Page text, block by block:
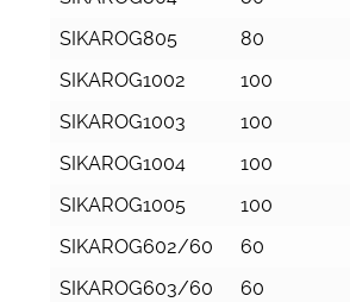
SIKAROG805
80
SIKAROG1002
100
SIKAROG1003
100
SIKAROG1004
100
SIKAROG1005
100
SIKAROG602/60
60
SIKAROG603/60
60